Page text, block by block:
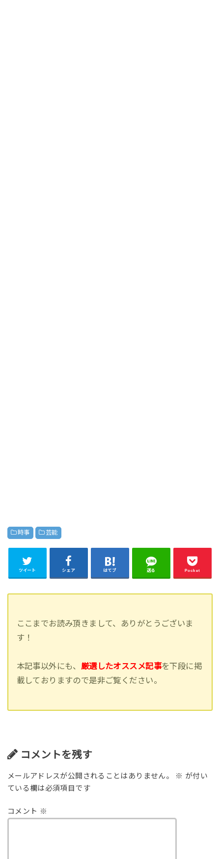
時事 芸能
ツイート シェア はてブ 送る Pocket
ここまでお読み頂きまして、ありがとうございま
す！
本記事以外にも、 厳選したオススメ記事を下段に掲
載しておりますので是非ご覧ください。
コメントを残す
メールアドレスが公開されることはありません。 ※ が付い
ている欄は必須項目です
コメント ※